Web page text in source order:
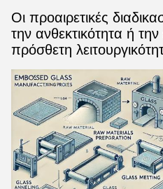
Οι προαιρετικές
την ανθεκτικότητα ή
πρόσθετη